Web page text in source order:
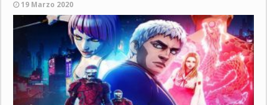
19 Marzo 2020